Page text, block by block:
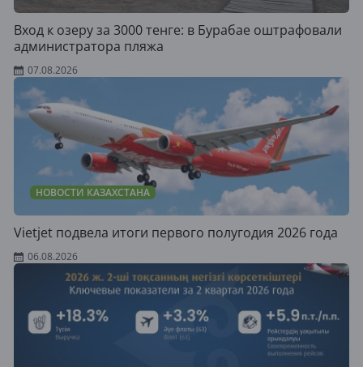
Вход к озеру за 3000 тенге: в Бурабае оштрафовали
администратора пляжа
07.08.2026
НОВОСТИ КАЗАХСТАНА
Vietjet подвела итоги первого полугодия 2026 года
06.08.2026